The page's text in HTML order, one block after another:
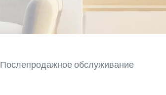
Послепродажное обслуживание